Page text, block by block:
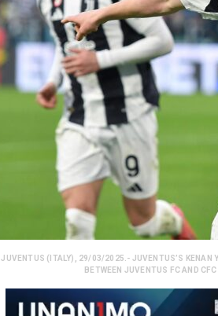
JUVENTUS (ITALY), 29/03/2025.- JUVENTUS’S KENAN
BETWEEN JUVENTUS FC AND